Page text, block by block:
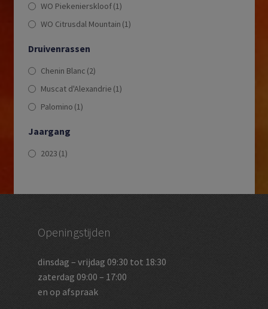
WO Piekenierskloof(1)
WO Citrusdal Mountain (1)
Druivenrassen
Chenin Blanc (2)
Muscat d'Alexandrie (1)
Palomino (1)
Jaargang
2023 (1)
Openingstijden
dinsdag – vrijdag 09:30 tot 18:30
zaterdag 09:00 – 17:00
en op afspraak